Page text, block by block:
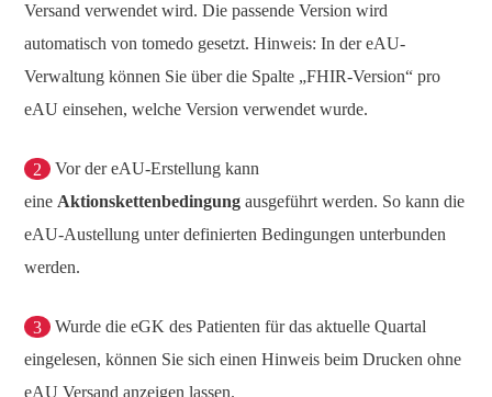
Versand verwendet wird. Die passende Version wird
automatisch von tomedo gesetzt. Hinweis: In der eAU-
Verwaltung können Sie über die Spalte „FHIR-Version“ pro
eAU einsehen, welche Version verwendet wurde.
2
Vor der eAU-Erstellung kann
eine Aktionskettenbedingung ausgeführt werden. So kann die
eAU-Austellung unter definierten Bedingungen unterbunden
werden.
3
Wurde die eGK des Patienten für das aktuelle Quartal
eingelesen, können Sie sich einen Hinweis beim Drucken ohne
eAU Versand anzeigen lassen.